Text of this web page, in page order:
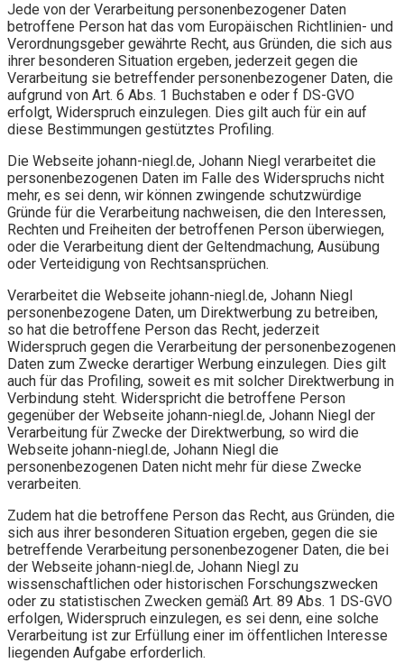
Jede von der Verarbeitung personenbezogener Daten
betroffene Person hat das vom Europäischen Richtlinien- und
Verordnungsgeber gewährte Recht, aus Gründen, die sich aus
ihrer besonderen Situation ergeben, jederzeit gegen die
Verarbeitung sie betreffender personenbezogener Daten, die
aufgrund von Art. 6 Abs. 1 Buchstaben e oder f DS-GVO
erfolgt, Widerspruch einzulegen. Dies gilt auch für ein auf
diese Bestimmungen gestütztes Profiling.
Die Webseite johann-niegl.de, Johann Niegl verarbeitet die
personenbezogenen Daten im Falle des Widerspruchs nicht
mehr, es sei denn, wir können zwingende schutzwürdige
Gründe für die Verarbeitung nachweisen, die den Interessen,
Rechten und Freiheiten der betroffenen Person überwiegen,
oder die Verarbeitung dient der Geltendmachung, Ausübung
oder Verteidigung von Rechtsansprüchen.
Verarbeitet die Webseite johann-niegl.de, Johann Niegl
personenbezogene Daten, um Direktwerbung zu betreiben,
so hat die betroffene Person das Recht, jederzeit
Widerspruch gegen die Verarbeitung der personenbezogenen
Daten zum Zwecke derartiger Werbung einzulegen. Dies gilt
auch für das Profiling, soweit es mit solcher Direktwerbung in
Verbindung steht. Widerspricht die betroffene Person
gegenüber der Webseite johann-niegl.de, Johann Niegl der
Verarbeitung für Zwecke der Direktwerbung, so wird die
Webseite johann-niegl.de, Johann Niegl die
personenbezogenen Daten nicht mehr für diese Zwecke
verarbeiten.
Zudem hat die betroffene Person das Recht, aus Gründen, die
sich aus ihrer besonderen Situation ergeben, gegen die sie
betreffende Verarbeitung personenbezogener Daten, die bei
der Webseite johann-niegl.de, Johann Niegl zu
wissenschaftlichen oder historischen Forschungszwecken
oder zu statistischen Zwecken gemäß Art. 89 Abs. 1 DS-GVO
erfolgen, Widerspruch einzulegen, es sei denn, eine solche
Verarbeitung ist zur Erfüllung einer im öffentlichen Interesse
liegenden Aufgabe erforderlich.